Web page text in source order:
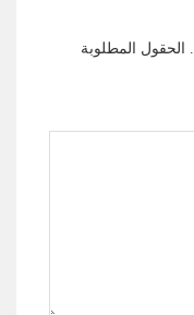
الحقول المطلوبة